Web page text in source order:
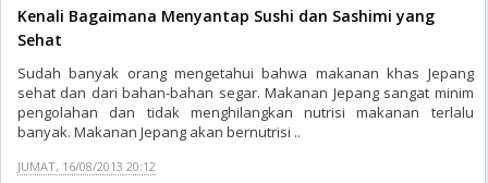
Kenali Bagaimana Menyantap Sushi dan Sashimi yang
Sehat
Sudah banyak orang mengetahui bahwa makanan khas Jepang
sehat dan dari bahan-bahan segar. Makanan Jepang sangat minim
pengolahan dan tidak menghilangkan nutrisi makanan terlalu
banyak. Makanan Jepang akan bernutrisi ..
JUMAT, 16/08/2013 20:12